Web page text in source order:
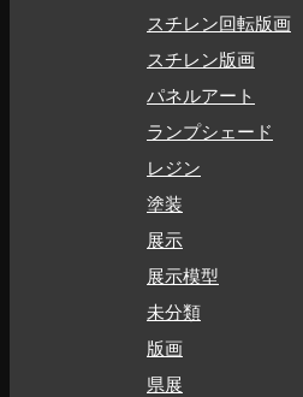
スチレン回転版画
スチレン版画
パネルアート
ランプシェード
レジン
塗装
展示
展示模型
未分類
版画
県展